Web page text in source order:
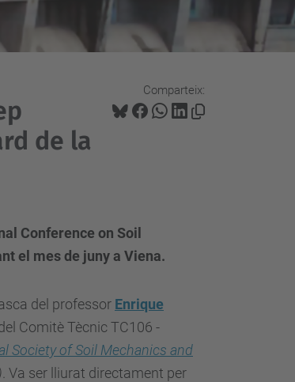
a
Comparteix:
de la
Conference on Soil
el mes de juny a Viena.
del professor Enrique
Comitè Tècnic TC106 -
Society of Soil Mechanics and
. Va ser lliurat directament per